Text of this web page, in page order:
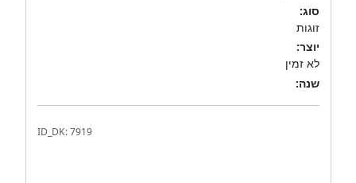
סוג:
זוגות
יוצר:
לא זמין
שנה:
ID_DK: 7919